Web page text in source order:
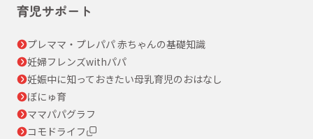
育児サポート
プレママ・プレパパ 赤ちゃんの基礎知識
妊婦フレンズwithパパ
妊娠中に知っておきたい母乳育児のおはなし
ぼにゅ育
ママパパグラフ
コモドライフ